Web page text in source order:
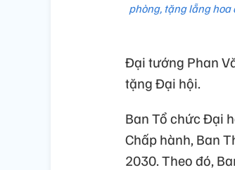
phòng, tặng lẵng hoa
Đại tướng Phan
tặng Đại hội.
Ban Tổ chức Đại
Chấp hành, Ban
2030. Theo đó,